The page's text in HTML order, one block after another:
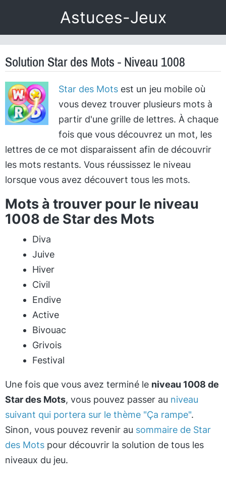
Astuces-Jeux
Solution Star des Mots - Niveau 1008
Star des Motsest un jeu mobile où
vous devez trouver plusieurs mots à
partir d'une grille de lettres. À chaque
fois que vous découvrez un mot, les
lettres de ce mot disparaissent afin de découvrir
les mots restants. Vous réussissez le niveau
lorsque vous avez découvert tous les mots.
Mots à trouver pour le niveau
1008 de Star des Mots
Diva
Juive
Hiver
Civil
Endive
Active
Bivouac
Grivois
Festival
Une fois que vous avez terminé le niveau 1008 de
Star des Mots, vous pouvez passer au niveau
suivant qui portera sur le thème "Ça rampe".
Sinon, vous pouvez revenir au sommaire de Star
des Mots pour découvrir la solution de tous les
niveaux du jeu.